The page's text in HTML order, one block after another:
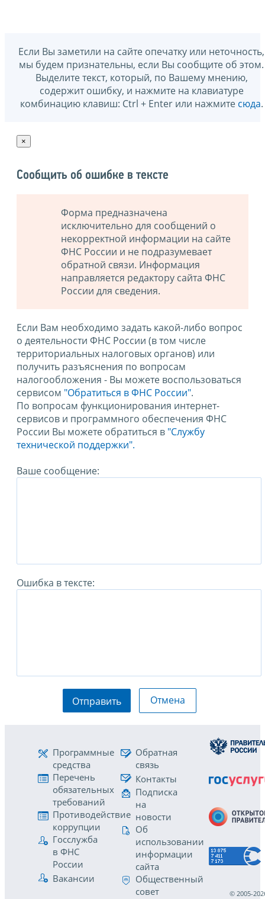
Если Вы заметили на сайте опечатку или неточность,
мы будем признательны, если Вы сообщите об этом.
Выделите текст, который, по Вашему мнению,
содержит ошибку, и нажмите на клавиатуре
комбинацию клавиш: Ctrl + Enter или нажмите сюда.
×
Сообщить об ошибке в тексте
Форма предназначена
исключительно для сообщений о
некорректной информации на сайте
ФНС России и не подразумевает
обратной связи. Информация
направляется редактору сайта ФНС
России для сведения.
Если Вам необходимо задать какой-либо вопрос
о деятельности ФНС России (в том числе
территориальных налоговых органов) или
получить разъяснения по вопросам
налогообложения - Вы можете воспользоваться
сервисом "Обратиться в ФНС России".
По вопросам функционирования интернет-
сервисов и программного обеспечения ФНС
России Вы можете обратиться в "Службу
технической поддержки".
Ваше сообщение:
Ошибка в тексте:
Отправить Отмена
Программные
средства
Перечень
обязательных
требований
Противодействие
коррупции
Госслужба
в ФНС
России
Вакансии
Обратная
связь
Контакты
Подписка
на
новости
Об
использовании
информации
сайта
Общественный
совет
© 2005-